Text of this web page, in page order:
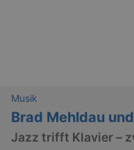
Musik
Brad Mehldau
Jazz trifft Klavier –